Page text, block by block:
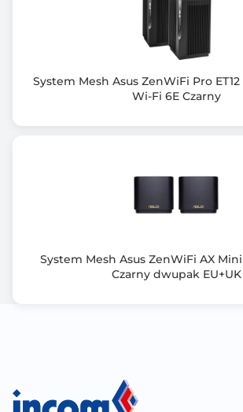
System Mesh Asus ZenWiFi Pro ET12
Wi-Fi 6E Czarny
System Mesh Asus ZenWiFi AX
Czarny dwupak EU+UK